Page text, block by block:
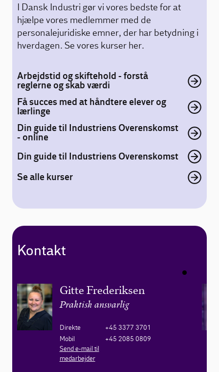
I Dansk Industri gør vi vores bedste for at
hjælpe vores medlemmer med de
personalejuridiske emner, der har betydning i
hverdagen. Se vores kurser her.
Arbejdstid og skiftehold - forstå
reglerne og skab værdi
Få succes med at håndtere elever og
lærlinge
Din guide til Industriens Overenskomst
- online
Din guide til Industriens Overenskomst
Se alle kurser
Kontakt
Gitte Frederiksen
Praktisk ansvarlig
Direkte
+45 3377 3701
Mobil
+45 2085 0809
Send e-mail til
medarbejder